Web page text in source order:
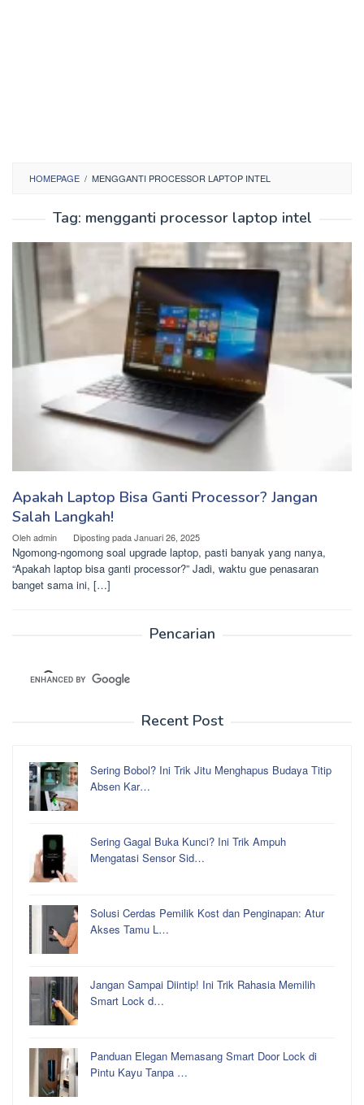
HOMEPAGE / MENGGANTI PROCESSOR LAPTOP INTEL
Tag: mengganti processor laptop intel
Apakah Laptop Bisa Ganti Processor? Jangan
Salah Langkah!
Olehadmin Diposting padaJanuari 26, 2025
Ngomong-ngomong soal upgrade laptop, pasti banyak yang nanya,
“Apakah laptop bisa ganti processor?” Jadi, waktu gue penasaran
banget sama ini, […]
Pencarian
Recent Post
Sering Bobol? Ini Trik Jitu Menghapus Budaya Titip
Absen Kar…
Sering Gagal Buka Kunci? Ini Trik Ampuh
Mengatasi Sensor Sid…
Solusi Cerdas Pemilik Kost dan Penginapan: Atur
Akses Tamu L…
Jangan Sampai Diintip! Ini Trik Rahasia Memilih
Smart Lock d…
Panduan Elegan Memasang Smart Door Lock di
Pintu Kayu Tanpa …